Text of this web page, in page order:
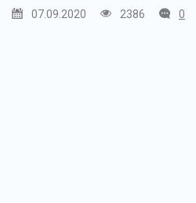
07.09.2020 2386 0